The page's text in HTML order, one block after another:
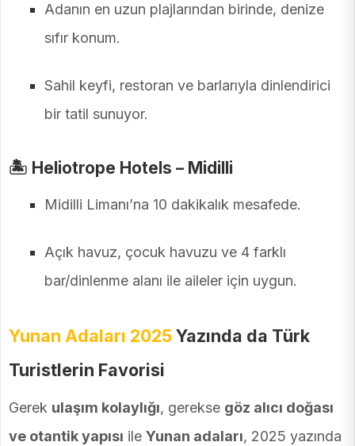
Adanın en uzun plajlarından birinde, denize
sıfır konum.
Sahil keyfi, restoran ve barlarıyla dinlendirici
bir tatil sunuyor.
🏝️ Heliotrope Hotels – Midilli
Midilli Limanı’na 10 dakikalık mesafede.
Açık havuz, çocuk havuzu ve 4 farklı
bar/dinlenme alanı ile aileler için uygun.
Yunan Adaları 2025Yazında da Türk
Turistlerin Favorisi
Gerek ulaşım kolaylığı, gerekse göz alıcı doğası
ve otantik yapısı ile Yunan adaları, 2025 yazında